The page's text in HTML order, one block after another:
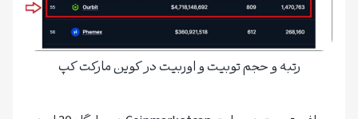
رتبه و حجم توبیت و اوربیت در کوین مارکت کپ